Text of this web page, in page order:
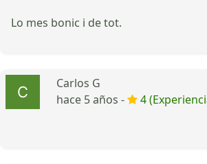
Lo mes bonic i de tot.
Carlos G
hace 5 años -
4